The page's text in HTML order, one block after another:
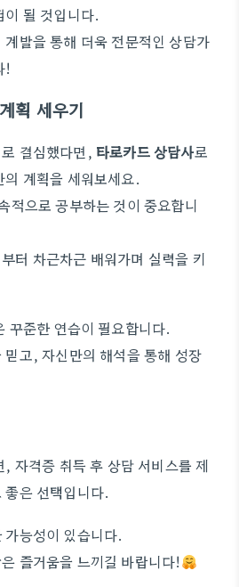
이 될 것입니다.
발을 통해 더욱 전문적인 상담가
!
획 세우기
결심했다면, 타로카드 상담사로
계획을 세워보세요.
적으로 공부하는 것이 중요합니
터 차근차근 배워가며 실력을 키
꾸준한 연습이 필요합니다.
고, 자신만의 해석을 통해 성장
자격증 취득 후 상담 서비스를 제
은 선택입니다.
능성이 있습니다.
즐거움을 느끼길 바랍니다!